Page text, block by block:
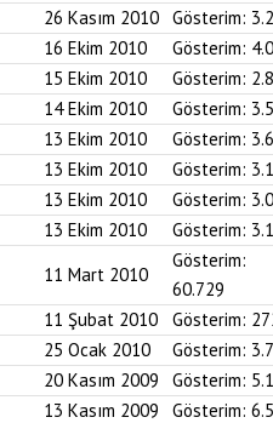
26 Kasım 2010 Gösterim:
16 Ekim 2010 Gösterim:
15 Ekim 2010 Gösterim:
14 Ekim 2010 Gösterim:
13 Ekim 2010 Gösterim:
13 Ekim 2010 Gösterim:
13 Ekim 2010 Gösterim:
13 Ekim 2010 Gösterim:
11 Mart 2010
Gösterim:
60.729
11 Şubat 2010 Gösterim:
25 Ocak 2010 Gösterim:
20 Kasım 2009 Gösterim:
13 Kasım 2009 Gösterim: